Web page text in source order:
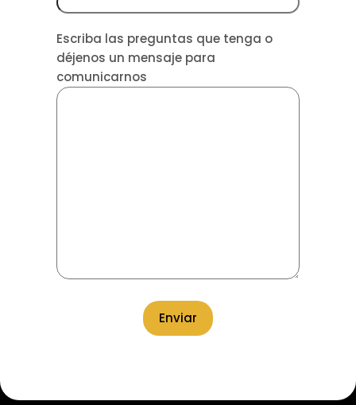
Escriba las preguntas que tenga o
déjenos un mensaje para
comunicarnos